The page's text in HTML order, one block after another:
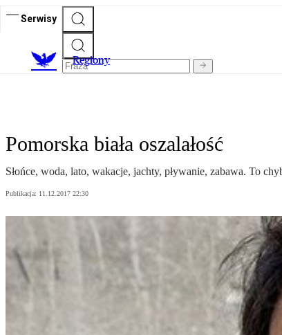
Serwisy
Regiony
Pomorska biała oszalałość
Słońce, woda, lato, wakacje, jachty, pływanie, zabawa. To
Publikacja: 11.12.2017 22:30